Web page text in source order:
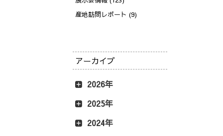
産地訪問レポート (9)
アーカイブ
2026年
2025年
2024年